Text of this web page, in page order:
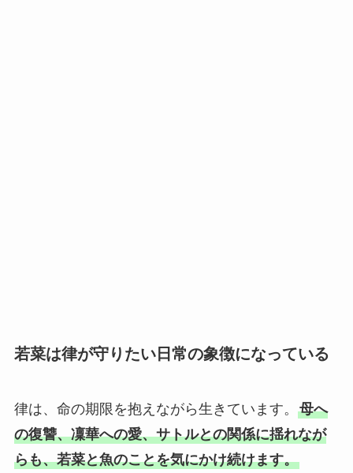
若菜は律が守りたい日常の象徴になっている
律は、命の期限を抱えながら生きています。 母へ
の復讐、凜華への愛、サトルとの関係に揺れなが
らも、若菜と魚のことを気にかけ続けます。